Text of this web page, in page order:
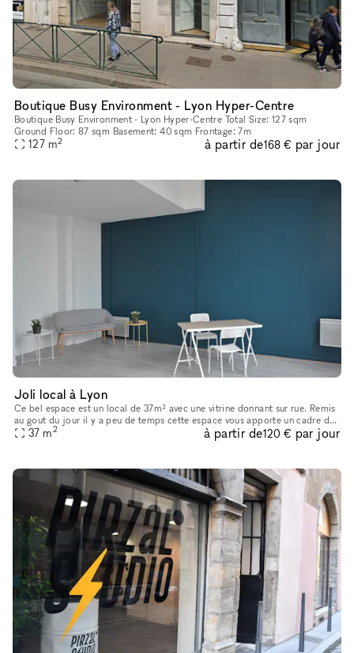
Boutique Busy Environment - Lyon Hyper-Centre
Boutique Busy Environment - Lyon Hyper-Centre Total Size: 127 sqm
Ground Floor: 87 sqm Basement: 40 sqm Frontage: 7m
127 m2 à partir de168 € par jour
Joli local à Lyon
Ce bel espace est un local de 37m² avec une vitrine donnant sur rue. Remis
au gout du jour il y a peu de temps cette espace vous apporte un cadre de
travail lumineux.
37 m2 à partir de120 € par jour